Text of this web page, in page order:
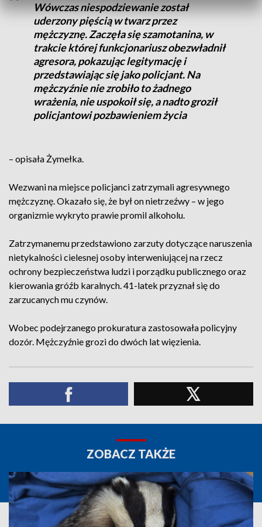
Wówczas niespodziewanie został
uderzony pięścią w twarz przez
mężczyznę. Zaczęła się szamotanina, w
trakcie której funkcjonariusz obezwładnił
agresora, pokazując legitymację i
przedstawiając się jako policjant. Na
mężczyźnie nie zrobiło to żadnego
wrażenia, nie uspokoił się, a nadto groził
policjantowi pozbawieniem życia
– opisała Żymełka.
Wezwani na miejsce policjanci zatrzymali agresywnego
mężczyznę. Okazało się, że był on nietrzeźwy – w jego
organizmie wykryto prawie promil alkoholu.
Zatrzymanemu przedstawiono zarzuty dotyczące naruszenia
nietykalności cielesnej osoby interweniującej na rzecz
ochrony bezpieczeństwa ludzi i porządku publicznego oraz
kierowania gróźb karalnych. 41-latek przyznał się do
zarzucanych mu czynów.
Wobec podejrzanego prokuratura zastosowała policyjny
dozór. Mężczyźnie grozi do dwóch lat więzienia.
ZOBACZ TAKŻE